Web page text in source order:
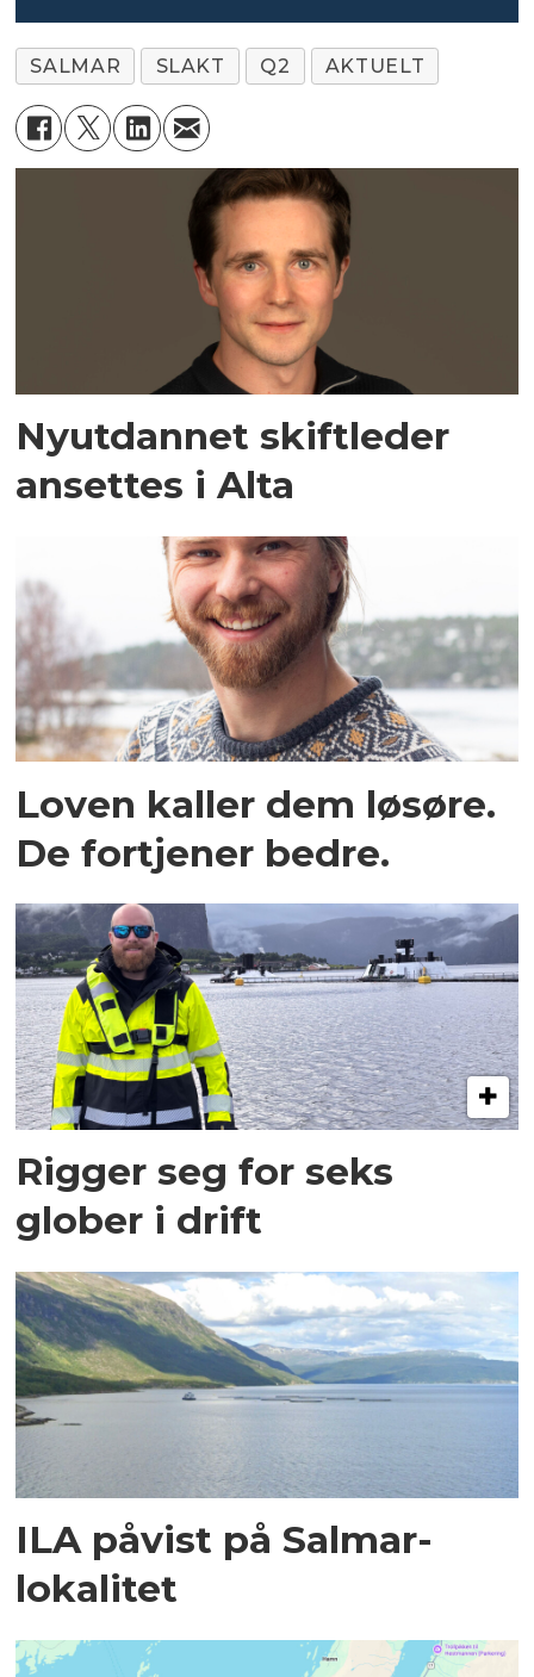
SALMAR SLAKT Q2 AKTUELT
Nyutdannet skiftleder
ansettes i Alta
Loven kaller dem løsøre.
De fortjener bedre.
Rigger seg for seks
glober i drift
ILA påvist på Salmar-
lokalitet